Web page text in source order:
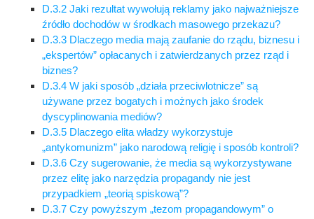
D.3.2 Jaki rezultat wywołują reklamy jako najważniejsze
źródło dochodów w środkach masowego przekazu?
D.3.3 Dlaczego media mają zaufanie do rządu, biznesu i
„ekspertów” opłacanych i zatwierdzanych przez rząd i
biznes?
D.3.4 W jaki sposób „działa przeciwlotnicze” są
używane przez bogatych i możnych jako środek
dyscyplinowania mediów?
D.3.5 Dlaczego elita władzy wykorzystuje
„antykomunizm” jako narodową religię i sposób kontroli?
D.3.6 Czy sugerowanie, że media są wykorzystywane
przez elitę jako narzędzia propagandy nie jest
przypadkiem „teorią spiskową”?
D.3.7 Czy powyższym „tezom propagandowym” o